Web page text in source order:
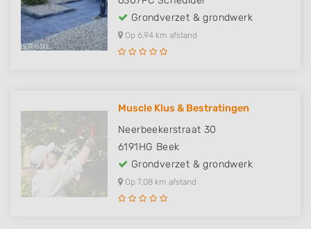
Grondverzet & grondwerk
Op 6,94 km afstand
Muscle Klus & Bestratingen
Neerbeekerstraat 30
6191HG Beek
Grondverzet & grondwerk
Op 7,08 km afstand